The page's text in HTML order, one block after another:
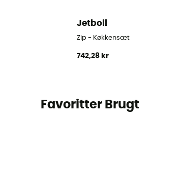
Jetboil
Zip - Køkkensæt
742,28 kr
Favoritter Brugt